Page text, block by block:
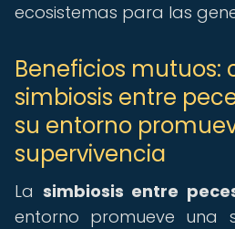
ecosistemas para las
Beneficios mutuos:
simbiosis entre
su entorno
supervivencia
La simbiosis entre
entorno promueve una